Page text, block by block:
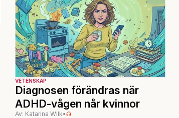
VETENSKAP
Diagnosen förändras när
ADHD-vågen når kvinnor
Av: Katarina Wilk•